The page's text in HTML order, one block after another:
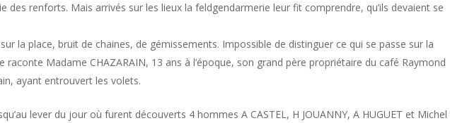
des renforts. Mais arrivés sur les lieux la feldgendarmerie leur fit comprendre, qu’ils devaient se
la place, bruit de chaines, de gémissements. Impossible de distinguer ce qui se passe sur la
raconte Madame CHAZARAIN, 13 ans à l’époque, son grand père propriétaire du café Raymond
ayant entrouvert les volets.
lever du jour où furent découverts 4 hommes A CASTEL, H JOUANNY, A HUGUET et Michel